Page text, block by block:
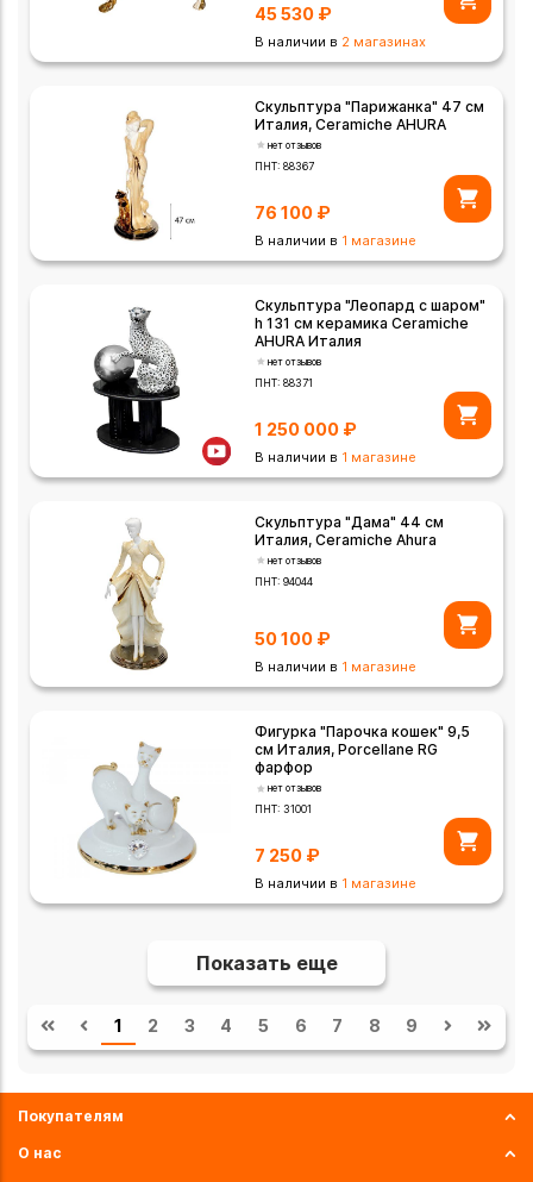
45 530 ₽
В наличии в 2 магазинах
Скульптура "Парижанка" 47 см
Италия, Ceramiche AHURA
нет отзывов
ПНТ:88367
76 100 ₽
В наличии в 1 магазине
Скульптура "Леопард с шаром"
h 131 см керамика Ceramiche
AHURA Италия
нет отзывов
ПНТ:88371
1 250 000 ₽
В наличии в 1 магазине
Скульптура "Дама" 44 см
Италия, Ceramiche Ahura
нет отзывов
ПНТ:94044
50 100 ₽
В наличии в 1 магазине
Фигурка "Парочка кошек" 9,5
см Италия, Porcellane RG
фарфор
нет отзывов
ПНТ:31001
7 250 ₽
В наличии в 1 магазине
Показать еще
1 2 3 4 5 6 7 8 9
Покупателям
О нас